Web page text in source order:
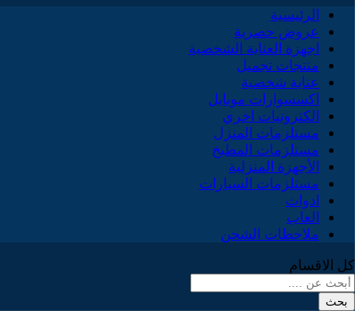
الرئيسية
عروض حصرية
اجهزة العناية الشخصية
منتجات تجميل
عناية شخصية
اكسسوارات موبايل
الكترونيات اخري
مستلزمات المنزل
مستلزمات المطبخ
الأجهزة المنزلية
مستلزمات السيارات
ادوات
العاب
ملاحظات الشحن
كل الاقسام
بحث